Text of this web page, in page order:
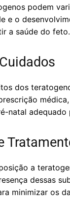
podem
e o
a saúde do feto.
dos
natal
a
dessas
minimizar os